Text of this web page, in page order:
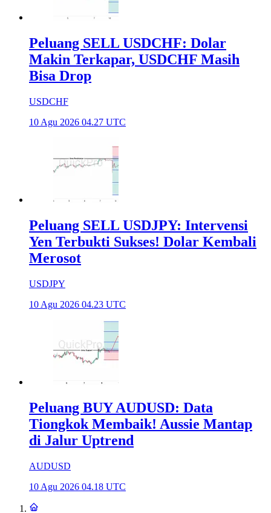
Peluang SELL USDCHF: Dolar
Makin Terkapar, USDCHF Masih
Bisa Drop
USDCHF
10 Agu 2026 04.27 UTC
Peluang SELL USDJPY: Intervensi
Yen Terbukti Sukses! Dolar Kembali
Merosot
USDJPY
10 Agu 2026 04.23 UTC
Peluang BUY AUDUSD: Data
Tiongkok Membaik! Aussie Mantap
di Jalur Uptrend
AUDUSD
10 Agu 2026 04.18 UTC